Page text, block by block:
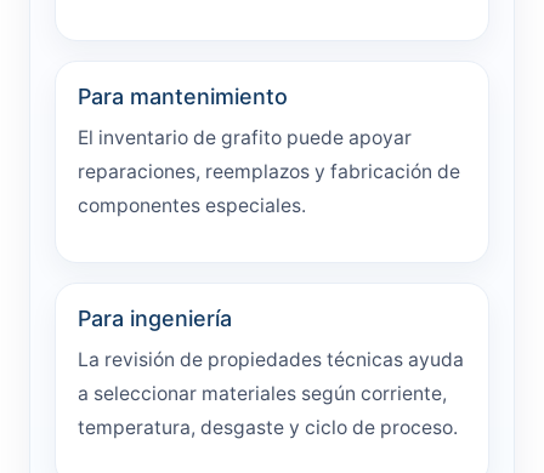
Para mantenimiento
El inventario de grafito puede apoyar
reparaciones, reemplazos y fabricación de
componentes especiales.
Para ingeniería
La revisión de propiedades técnicas ayuda
a seleccionar materiales según corriente,
temperatura, desgaste y ciclo de proceso.